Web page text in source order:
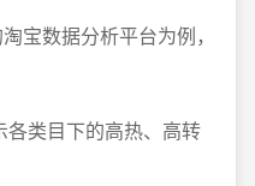
宝数据分析平台为例，
类目下的高热、高转